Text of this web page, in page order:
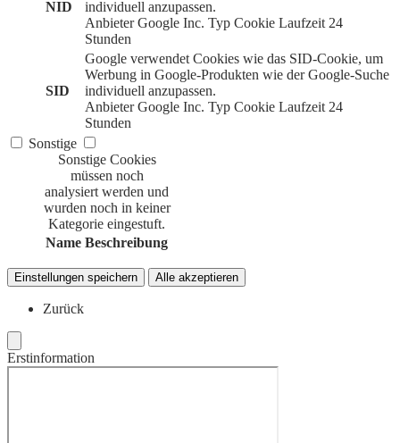
NID
individuell anzupassen.
Anbieter Google Inc. Typ Cookie Laufzeit 24
Stunden
SID
Google verwendet Cookies wie das SID-Cookie, um
Werbung in Google-Produkten wie der Google-Suche
individuell anzupassen.
Anbieter Google Inc. Typ Cookie Laufzeit 24
Stunden
Sonstige
Sonstige Cookies
müssen noch
analysiert werden und
wurden noch in keiner
Kategorie eingestuft.
Name Beschreibung
Einstellungen speichern Alle akzeptieren
Zurück
Erstinformation